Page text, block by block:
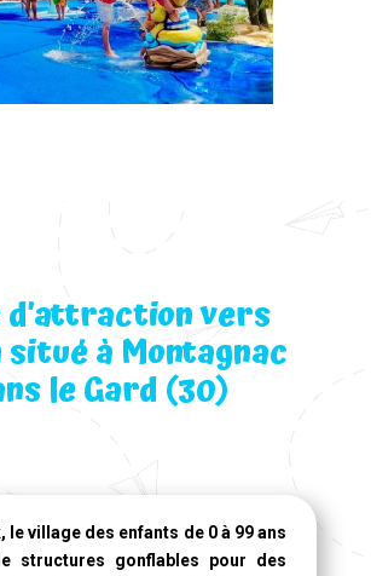
d’attraction vers
situé à Montagnac
le Gard (30)
le village des enfants de 0 à 99 ans
structures gonflables pour des